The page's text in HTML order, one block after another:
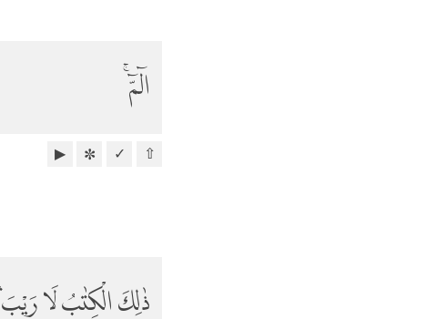
الۤمّۤ ۚ
⇧
✓
✼
▶
ذٰلِكَ الْكِتٰبُ لَا